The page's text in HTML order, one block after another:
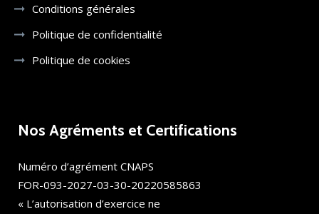
Conditions générales
Politique de confidentialité
Politique de cookies
Nos Agréments et Certifications
Numéro d’agrément CNAPS
FOR-093-2027-03-30-20220585863
« L’autorisation d’exercice ne